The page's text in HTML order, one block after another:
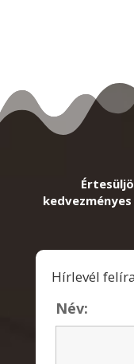
Hírlevél
Név: